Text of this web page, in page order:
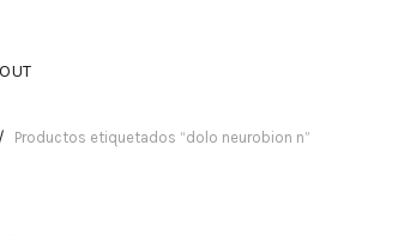
Productos etiquetados “dolo neurobion n”